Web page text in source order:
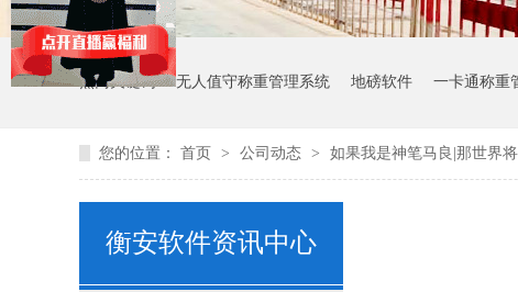
热门关键词：无人值守称重管理系统 地磅软件 一卡通称重
您的位置： 首页 > 公司动态 > 如果我是神笔马良|那世界
衡安软件资讯中心